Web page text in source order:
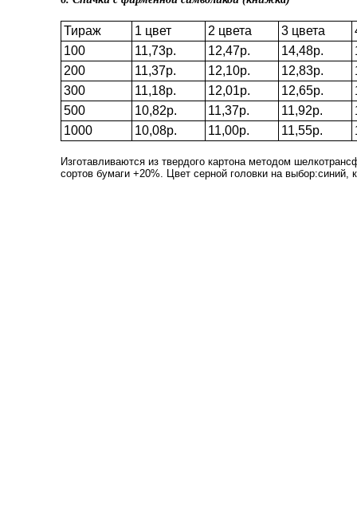
Тираж 1 цвет 2 цвета 3 цвета
100
11,73р. 12,47р. 14,48р.
200
11,37р. 12,10р. 12,83р.
300
11,18р. 12,01р. 12,65р.
500
10,82р. 11,37р. 11,92р.
1000
10,08р. 11,00р. 11,55р.
Изготавливаются из твердого картона методом
сортов бумаги +20%. Цвет серной головки на выбор:синий,